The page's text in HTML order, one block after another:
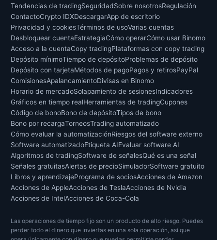
Tendencias de tradingSeguridadSobre nosotrosRegulación
ContactoCrypto IDXDescargarApp de escritorio
Privacidad y cookiesTérminos de usoVarias cuentas
Desbloquear cuentaEstrategiaCómo operarCómo usar Binomo
Acceso a la cuentaCopy tradingPlataformas con copy trading
Depósito mínimoTiempo de depósitoProblemas de depósito
Depósito con tarjetaMétodos de pagoPagos y retirosPayPal
ComisionesApalancamientoDivisas en Binomo
Horario de mercadoSolapamiento de sesionesIndicadores
Gráficos en tiempo realHerramientas de tradingCupones
Código de bonoBono de depósitoTipos de bono
Bono por recargaTorneosTrading automatizado
Cómo evaluar la automatizaciónRiesgos del software externo
Software automatizadoEtiqueta AIEvaluar software AI
Algoritmos de tradingSoftware de señalesQué es una señal
Señales gratuitasAlertas de precioSimuladorSoftware gratuito
Libros y aprendizajePrograma de sociosAcciones de Amazon
Acciones de AppleAcciones de TeslaAcciones de Nvidia
Acciones de IntelAcciones de Coca-Cola
Las operaciones de tiempo fijo son un producto de alto riesgo. Puedes
perder todo el dinero que inviertas en una sola operación, así que